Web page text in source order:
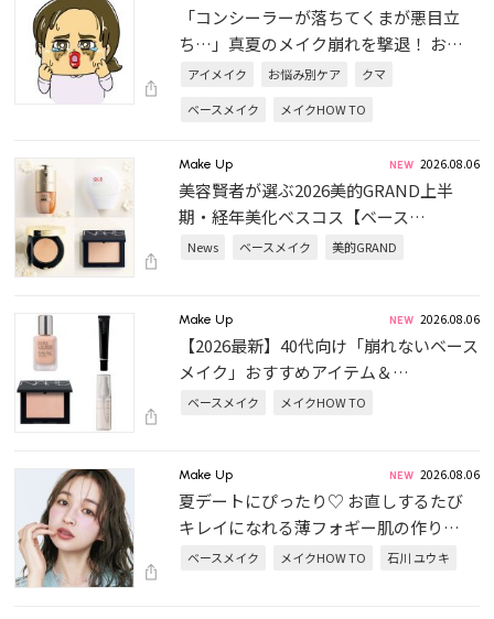
「コンシーラーが落ちてくまが悪目立
ち…」真夏のメイク崩れを撃退！ お…
アイメイク お悩み別ケア
クマ
ベースメイク
メイクHOW TO
Make Up 2026.08.06
美容賢者が選ぶ2026美的GRAND上半
期・経年美化ベスコス【ベース…
News ベースメイク 美的GRAND
Make Up 2026.08.06
【2026最新】40代向け「崩れないベース
メイク」おすすめアイテム＆…
ベースメイク メイクHOW TO
Make Up 2026.08.06
夏デートにぴったり♡ お直しするたび
キレイになれる薄フォギー肌の作り…
ベースメイク メイクHOW TO 石川 ユウキ